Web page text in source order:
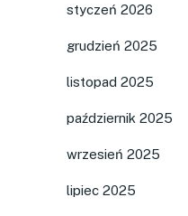
styczeń 2026
grudzień 2025
listopad 2025
październik 2025
wrzesień 2025
lipiec 2025